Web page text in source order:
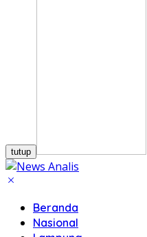
tutup
Beranda
Nasional